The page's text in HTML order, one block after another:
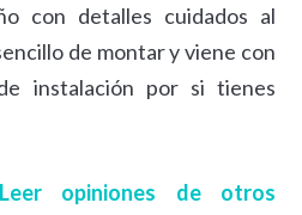
con detalles cuidados al
de montar y viene con
instalación por si tienes
Leer opiniones de otros